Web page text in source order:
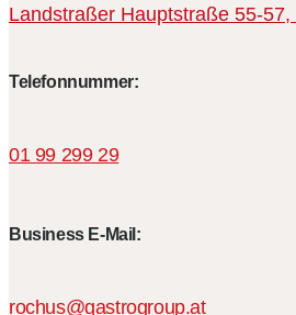
Landstraßer Hauptstraße 55-57,
Telefonnummer:
01 99 299 29
Business E-Mail:
rochus@gastrogroup.at